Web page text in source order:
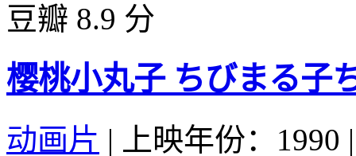
豆瓣 8.9 分
樱桃小丸子 ちびまる子
动画片 | 上映年份：1990 |